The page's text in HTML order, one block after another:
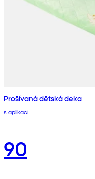
Prošívaná dětská deka
s aplikací
90